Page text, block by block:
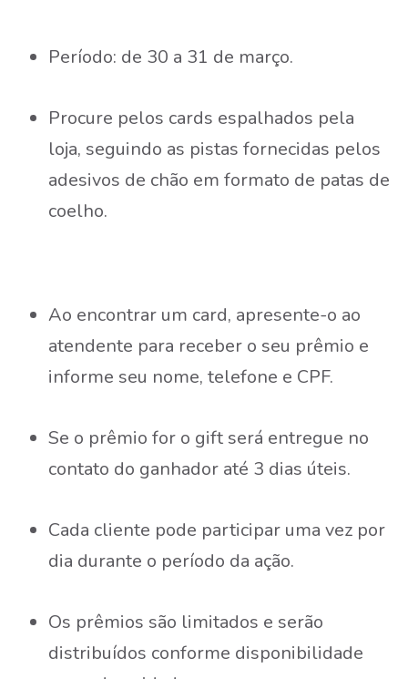
Período: de 30 a 31 de março.
Procure pelos cards espalhados pela
loja, seguindo as pistas fornecidas pelos
adesivos de chão em formato de patas de
coelho.
Ao encontrar um card, apresente-o ao
atendente para receber o seu prêmio e
informe seu nome, telefone e CPF.
Se o prêmio for o gift será entregue no
contato do ganhador até 3 dias úteis.
Cada cliente pode participar uma vez por
dia durante o período da ação.
Os prêmios são limitados e serão
distribuídos conforme disponibilidade